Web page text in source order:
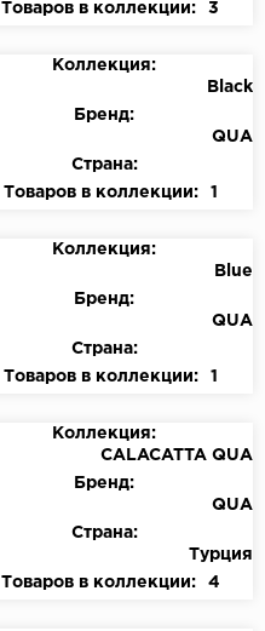
Товаров в коллекции:
3
Коллекция:
Black
Бренд:
QUA
Страна:
Товаров в коллекции:
1
Коллекция:
Blue
Бренд:
QUA
Страна:
Товаров в коллекции:
1
Коллекция:
CALACATTA QUA
Бренд:
QUA
Страна:
Турция
Товаров в коллекции:
4